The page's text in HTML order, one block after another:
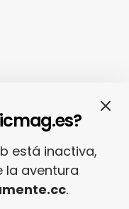
de vida
está inactiva,
la aventura
.